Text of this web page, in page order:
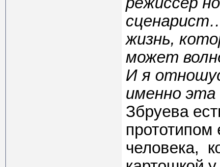
жизнь,
может
И я
именно
Збруева
прототипом
человека,